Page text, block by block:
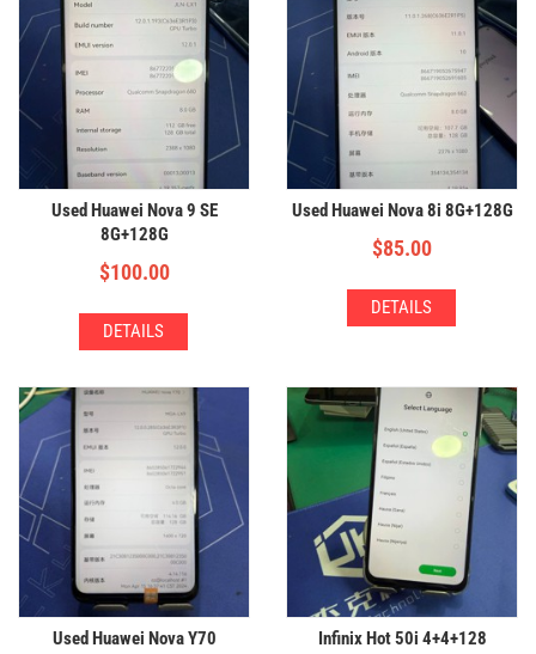
Used Huawei Nova 9 SE
8G+128G
$100.00
DETAILS
Used Huawei Nova 8i 8G+128G
$85.00
DETAILS
Used Huawei Nova Y70
Infinix Hot 50i 4+4+128